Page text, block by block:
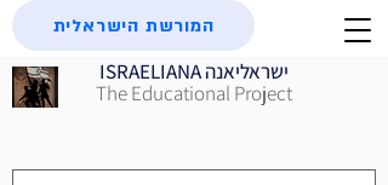
ISRAELIANA ישראליאנה
The Educational Project
המורשת הישראלית